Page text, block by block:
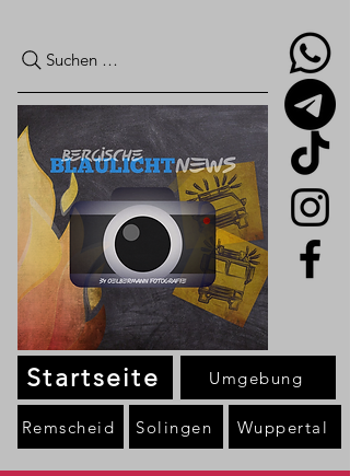
Suchen …
Startseite
Remscheid Solingen Wuppertal
Umgebung